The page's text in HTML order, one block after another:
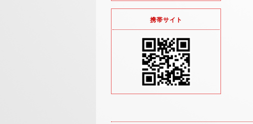
携帯サイト